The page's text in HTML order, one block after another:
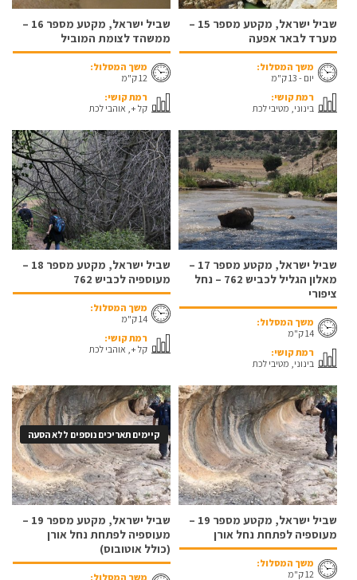
שביל ישראל, מקטע מספר 15 –
מערד לבאר אפעה
משך המסלול:
יום - 13 ק"מ
רמת קושי:
בינוני, מטיבי לכת
שביל ישראל, מקטע מספר 16 –
ממשהד לצומת המוביל
משך המסלול:
12 ק"מ
רמת קושי:
קל +, אוהבי לכת
שביל ישראל, מקטע מספר 17 –
מאלון הגליל לכביש 762 – נחל
ציפורי
משך המסלול:
14 ק"מ
רמת קושי:
בינוני, מטיבי לכת
שביל ישראל, מקטע מספר 18 –
מעוספיה לכביש 762
משך המסלול:
14 ק"מ
רמת קושי:
קל +, אוהבי לכת
שביל ישראל, מקטע מספר 19 –
מעוספיה לפתחת נחל אורן
משך המסלול:
12 ק"מ
קיימים תאריכים נוספים ללא הסעה
שביל ישראל, מקטע מספר 19 –
מעוספיה לפתחת נחל אורן
(כולל אוטובוס)
משך המסלול: